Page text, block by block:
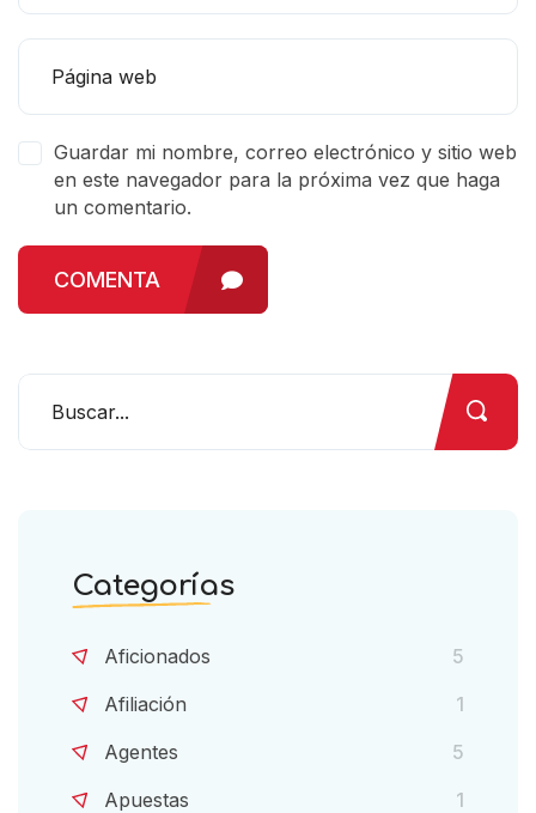
Guardar mi nombre, correo electrónico y sitio web
en este navegador para la próxima vez que haga
un comentario.
COMENTA
Categorías
Aficionados
5
Afiliación
1
Agentes
5
Apuestas
1